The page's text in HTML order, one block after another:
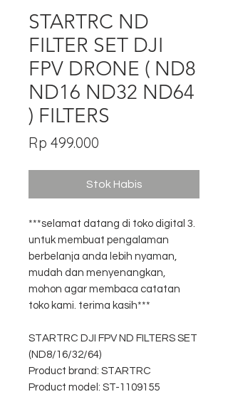
STARTRC ND
FILTER SET DJI
FPV DRONE ( ND8
ND16 ND32 ND64
) FILTERS
Rp 499.000
Stok Habis
***selamat datang di toko digital 3.
untuk membuat pengalaman
berbelanja anda lebih nyaman,
mudah dan menyenangkan,
mohon agar membaca catatan
toko kami. terima kasih***
STARTRC DJI FPV ND FILTERS SET
(ND8/16/32/64)
Product brand: STARTRC
Product model: ST-1109155